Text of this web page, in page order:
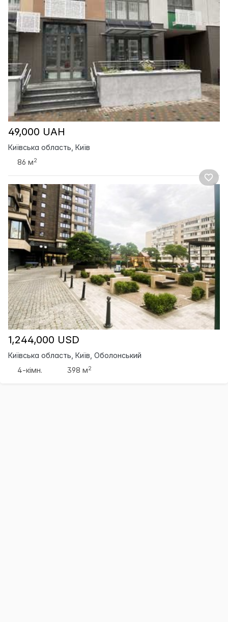
49,000 UAH
Київська область, Київ
86 м2
1,244,000 USD
Київська область, Київ, Оболонський
4-кімн.
398 м2